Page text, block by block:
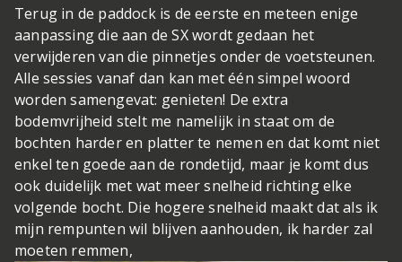
Terug in de paddock is de eerste en meteen enige
aanpassing die aan de SX wordt gedaan het
verwijderen van die pinnetjes onder de voetsteunen.
Alle sessies vanaf dan kan met één simpel woord
worden samengevat: genieten! De extra
bodemvrijheid stelt me namelijk in staat om de
bochten harder en platter te nemen en dat komt niet
enkel ten goede aan de rondetijd, maar je komt dus
ook duidelijk met wat meer snelheid richting elke
volgende bocht. Die hogere snelheid maakt dat als ik
mijn rempunten wil blijven aanhouden, ik harder zal
moeten remmen,